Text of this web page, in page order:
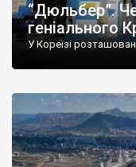
“Дюльбер”.
геніального
У Кореїзі